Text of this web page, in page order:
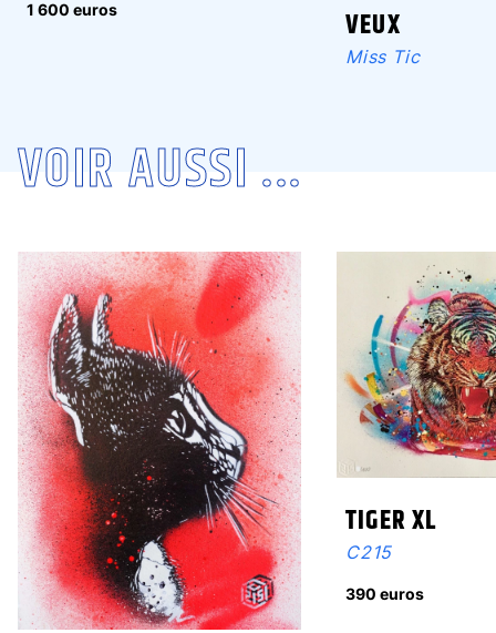
1 600 euros
VEUX
Miss Tic
VOIR AUSSI ...
TIGER XL
C215
390 euros